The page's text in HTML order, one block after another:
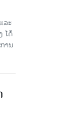
ລະ
ໄດ້
ານ